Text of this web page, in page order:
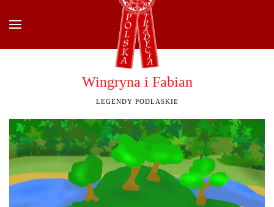
Przejdź do głównej treści
Wingryna i Fabian
LEGENDY PODLASKIE